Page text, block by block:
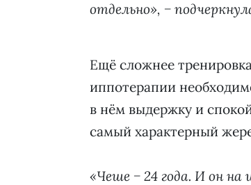
отдельно», −
Ещё сложнее
иппотерапии
в нём выдержку и
самый характерный
«Чеше − 24 года. И он